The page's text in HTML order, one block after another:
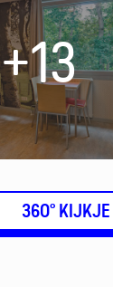
+13
360° KIJKJE